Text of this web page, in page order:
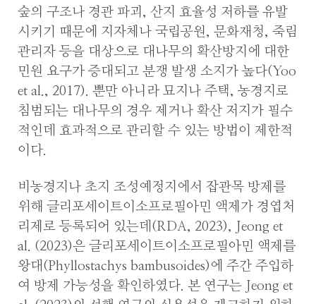
숲의 구조나 경관 파괴, 산지 효율성 저하를 유발
시키기 때문에 지자체나 국립공원, 문화재청, 죽림
관리자 등을 대상으로 대나무의 확산방지에 대한
민원 요구가 증대되고 분쟁 발생 소지가 높다(Yoo
et al., 2017). 뿐만 아니라 묘지나 주택, 농경지로
침범되는 대나무의 경우 제거나 확산 저지가 필수
적인데 효과적으로 관리할 수 있는 방법이 제한적
이다.
비농경지나 초지 조성예정지에서 잡관목 방제를
위해 글리포세이트이소프로필아민 액제가 경엽처
리제로 등록되어 있는데(RDA, 2023), Jeong et
al. (2023)은 글리포세이트이소프로필아민 액제를
왕대(Phyllostachys bambusoides)에 주간 주입하
여 방제 가능성을 확인하였다. 본 연구는 Jeong et